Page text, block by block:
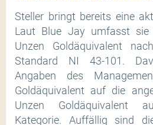
Steller bringt bereits eine
Laut Blue Jay umfasst sie
Unzen Goldäquivalent
Standard NI 43-101.
Angaben des
Goldäquivalent auf die
Unzen Goldäquivalent
Kategorie. Auffällig sind